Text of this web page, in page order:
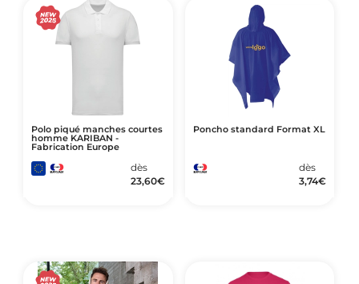
Polo piqué manches courtes
homme KARIBAN -
Fabrication Europe
dès
23,60€
Poncho standard Format XL
dès
3,74€